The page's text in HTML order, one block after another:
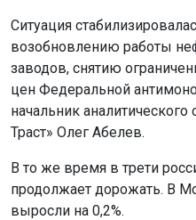
Ситуация
возобновлению работы
заводов, снятию
цен Федеральной
начальник
Траст» Олег Абелев.
В то же время в трети
продолжает дорожать. В
выросли на 0,2%.